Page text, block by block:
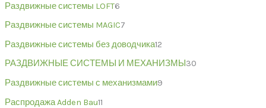
Раздвижные системы LOFT6
Раздвижные системы MAGIC7
Раздвижные системы без доводчика12
РАЗДВИЖНЫЕ СИСТЕМЫ И МЕХАНИЗМЫ30
Раздвижные системы с механизмами9
Распродажа Adden Bau11